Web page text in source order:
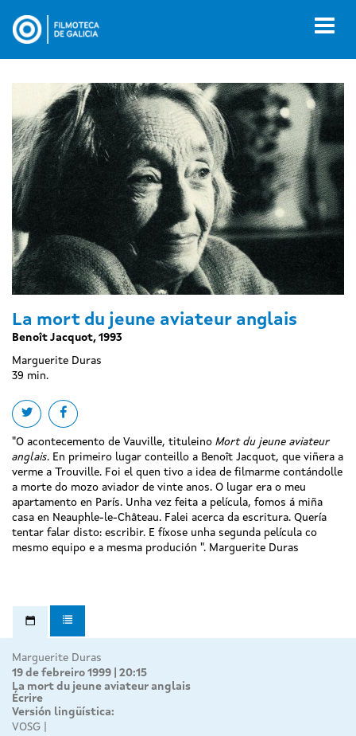
contido
La mort du jeune aviateur anglais
Benoît Jacquot, 1993
Marguerite Duras
39 min.
Share on twitter
Share on facebook
"O acontecemento de Vauville, tituleino Mort du jeune aviateur
anglais. En primeiro lugar conteillo a Benoît Jacquot, que viñera a
verme a Trouville. Foi el quen tivo a idea de filmarme contándolle
a morte do mozo aviador de vinte anos. O lugar era o meu
apartamento en París. Unha vez feita a película, fomos á miña
casa en Neauphle-le-Château. Falei acerca da escritura. Quería
tentar falar disto: escribir. E fíxose unha segunda película co
mesmo equipo e a mesma produción ". Marguerite Duras
Marguerite Duras
19 de febreiro 1999 | 20:15
La mort du jeune aviateur anglais
Écrire
Versión lingüística:
VOSG